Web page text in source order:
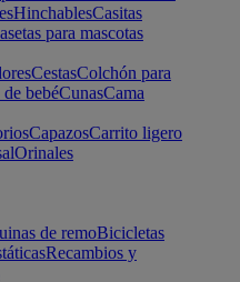
HinchablesCasitas
para mascotas
CestasColchón para
bebéCunasCama
CapazosCarrito ligero
Orinales
de remoBicicletas
Recambios y